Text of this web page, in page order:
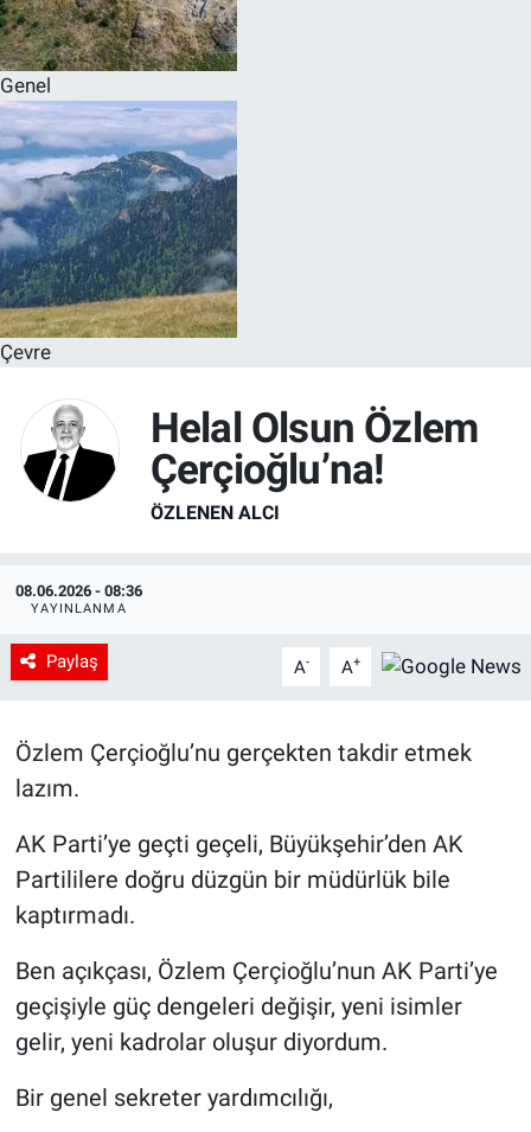
Genel
Çevre
Helal Olsun Özlem
Çerçioğlu’na!
ÖZLENEN ALCI
08.06.2026 - 08:36
YAYINLANMA
Paylaş A- A+
Özlem Çerçioğlu’nu gerçekten takdir etmek
lazım.
AK Parti’ye geçti geçeli, Büyükşehir’den AK
Partililere doğru düzgün bir müdürlük bile
kaptırmadı.
Ben açıkçası, Özlem Çerçioğlu’nun AK Parti’ye
geçişiyle güç dengeleri değişir, yeni isimler
gelir, yeni kadrolar oluşur diyordum.
Bir genel sekreter yardımcılığı,